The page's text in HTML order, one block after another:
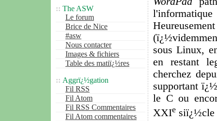
The ASW
Le forum
Brice de Nice
#asw
Nous contacter
Images & fichiers
Table des matiï¿½res
Aggrï¿½gation
Fil RSS
Fil Atom
Fil RSS Commentaires
Fil Atom commentaires
sous Linux,
en restant
cherchez
supportant
le C ou
XXIe siï¿½cle